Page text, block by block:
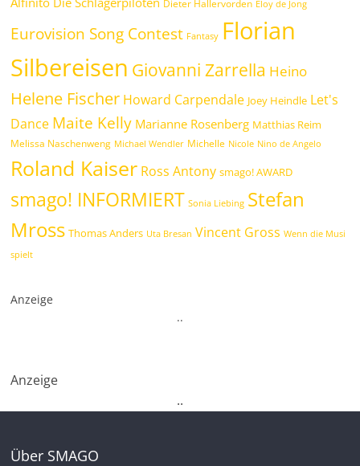
Dieter Hallervorden Eloy de Jong
Eurovision Song Contest Fantasy Florian
Silbereisen Giovanni Zarrella Heino
Helene Fischer Howard Carpendale Joey Heindle Let's
Dance Maite Kelly Marianne Rosenberg Matthias Reim
Melissa Naschenweng Michael Wendler Michelle Nicole Nino de Angelo
Roland Kaiser Ross Antony smago! AWARD
smago! INFORMIERT Sonia Liebing Stefan
Mross Thomas Anders Uta Bresan Vincent Gross Wenn die Musi
spielt
Anzeige
..
Anzeige
..
Über SMAGO